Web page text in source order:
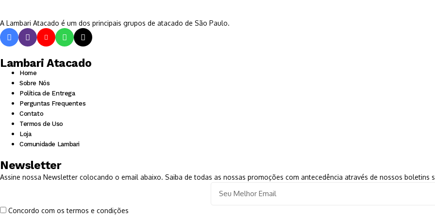
A Lambari Atacado é um dos principais grupos de atacado de São Paulo.
Lambari Atacado
Home
Sobre Nós
Política de Entrega
Perguntas Frequentes
Contato
Termos de Uso
Loja
Comunidade Lambari
Newsletter
Assine nossa Newsletter colocando o email abaixo. Saiba de todas as nossas promoções com antecedência através de nossos boletins
Concordo com os termos e condições